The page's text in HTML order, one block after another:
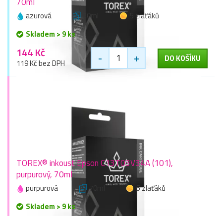
azurová 70ml
5 zlaťáků
Skladem > 9 ks
144 Kč
119 Kč bez DPH - + DO KOŠÍKU
TOREX® inkoust Epson C13T03V34A (101),
purpurový, 70ml
purpurová 70ml
5 zlaťáků
Skladem > 9 ks